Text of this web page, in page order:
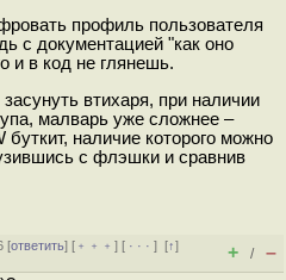
профиль пользователя
с документацией "как оно
и в код не глянешь.
втихаря, при наличии
малварь уже сложнее –
буткит, наличие которого можно
с флэшки и сравнив
[ответить] [ ﹢﹢﹢] [ · · ·][↑]
+ / –